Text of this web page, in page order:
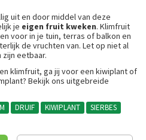
uit en door middel van deze
je eigen fruit kweken. Klimfruit
voor in je tuin, terras of balkon en
de vruchten van. Let op niet al
eetbaar.
klimfruit, ga jij voor een kiwiplant of
Bekijk ons uitgebreide
DRUIF KIWIPLANT SIERBES